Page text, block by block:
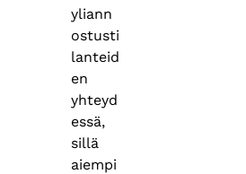
yliann
ostusti
lanteid
en
yhteyd
essä,
sillä
aiempi